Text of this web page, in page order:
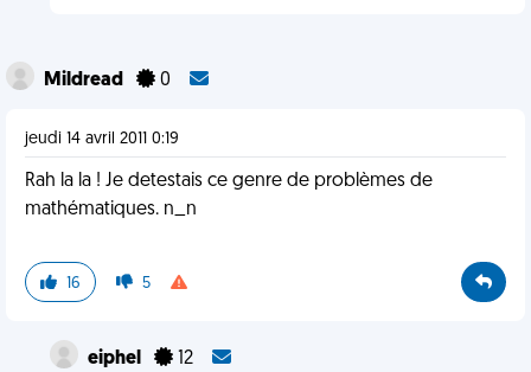
Mildread 0
jeudi 14 avril 2011 0:19
Rah la la ! Je detestais ce genre de problèmes de
mathématiques. n_n
16 5
eiphel 12